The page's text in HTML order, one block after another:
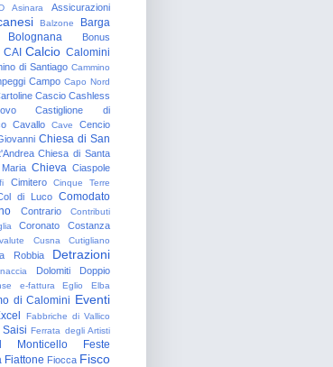
Asinara Assicurazioni
Balzone Barga
Bolognana Bonus
CAI Calcio Calomini
di Santiago Cammino
Campo Capo Nord
Cascio Cashless
Castiglione di
Cavallo Cave Cencio
Chiesa di San
Chiesa di Santa
Chieva Ciaspole
Cimitero
Cinque Terre
di Luco Comodato
Contrario Contributi
Coronato
Costanza
Cusna Cutigliano
Robbia
Detrazioni
Dolomiti
Doppio
e-fattura Eglio Elba
di Calomini Eventi
Fabbriche di Vallico
Ferrata degli Artisti
Monticello
Feste
Fiattone Fiocca Fisco